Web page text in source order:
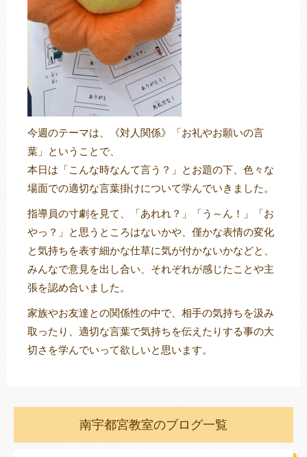
今週のテーマは、《対人関係》「お礼やお願いの言
葉」ということで、
本日は「こんな時なんて言う？」とお題の下、色々な
場面での適切な言葉掛けについて学んでいきました。
指導員の寸劇を見て、「あれれ？」「う～ん！」「お
やっ？」と思うところはないかや、僅かな表情の変化
と気持ちを表す細かな仕草に気が付かないかなどと、
みんなで意見を出し合い、それぞれが感じたことや主
張を認め合いました。
家族やお友達との関係性の中で、相手の気持ちを汲み
取ったり、適切な言葉で気持ちを伝えたりする事の大
切さを学んでいって欲しいと思います。
南宇都宮教室のブログ一覧